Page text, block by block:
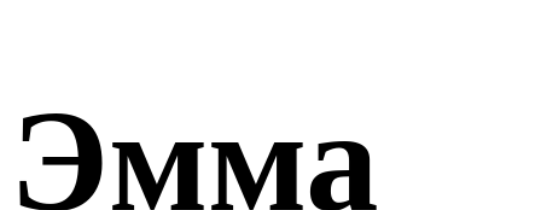
Эмма